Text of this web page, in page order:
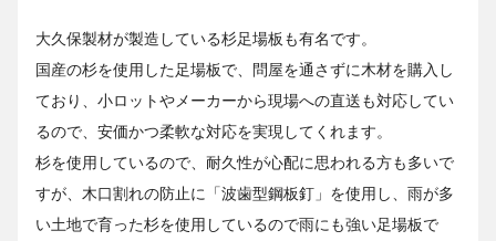
大久保製材が製造している杉足場板も有名です。
国産の杉を使用した足場板で、問屋を通さずに木材を購入し
ており、小ロットやメーカーから現場への直送も対応してい
るので、安価かつ柔軟な対応を実現してくれます。
杉を使用しているので、耐久性が心配に思われる方も多いで
すが、木口割れの防止に「波歯型鋼板釘」を使用し、雨が多
い土地で育った杉を使用しているので雨にも強い足場板で